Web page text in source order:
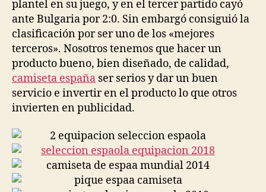
plantel en su juego, y en el tercer partido cayó
ante Bulgaria por 2:0. Sin embargó consiguió la
clasificación por ser uno de los «mejores
terceros». Nosotros tenemos que hacer un
producto bueno, bien diseñado, de calidad,
camiseta españa ser serios y dar un buen
servicio e invertir en el producto lo que otros
invierten en publicidad.